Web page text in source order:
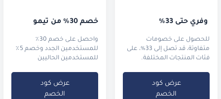
للحصول على خصومات
متفاوتة، قد تصل إلى 33%، على
فئات المنتجات المختلفة.
عرض كود
الخصم
خصم 30٪ من تيمو
واحصل على خصم 30٪
للمستخدمين الجدد وخصم 5٪
للمستخدمين الحاليين
عرض كود
الخصم